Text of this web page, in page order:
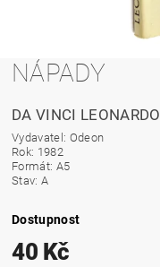
NÁPADY
DA VINCI LEONARDO
Vydavatel: Odeon
Rok: 1982
Formát: A5
Stav: A
Dostupnost
40 Kč